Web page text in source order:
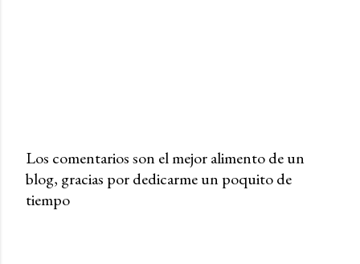
P
u
Los comentarios son el mejor alimento de un
blog, gracias por dedicarme un poquito de
tiempo